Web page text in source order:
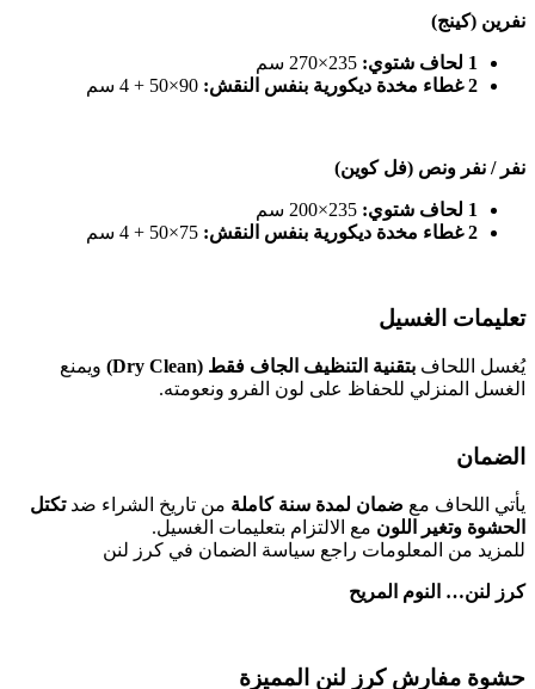
نفرين (كينج)
1 لحاف شتوي:
2 غطاء مخدة ديكورية بنفس النقش:
نفر / نفر ونص (فل كوين)
1 لحاف شتوي:
2 غطاء مخدة ديكورية بنفس النقش:
تعليمات الغسيل
يُغسل اللحاف بتقنية التنظيف الجاف فقط (Dry Clean)
ويمنع
الغسل المنزلي للحفاظ على لون الفرو ونعومته.
الضمان
يأتي اللحاف مع ضمان لمدة سنة كاملة من تاريخ الشراء ضدتكتل
الحشوة وتغير اللون مع الالتزام بتعليمات الغسيل.
للمزيد من المعلومات راجع سياسة الضمان في كرز لنن
كرز لنن… النوم المريح
حشوة مفارش كرز لنن المميزة